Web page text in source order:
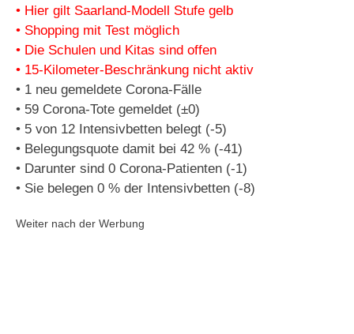
• Hier gilt Saarland-Modell Stufe gelb
• Shopping mit Test möglich
• Die Schulen und Kitas sind offen
• 15-Kilometer-Beschränkung nicht aktiv
• 1 neu gemeldete Corona-Fälle
• 59 Corona-Tote gemeldet (±0)
• 5 von 12 Intensivbetten belegt (-5)
• Belegungsquote damit bei 42 % (-41)
• Darunter sind 0 Corona-Patienten (-1)
• Sie belegen 0 % der Intensivbetten (-8)
Weiter nach der Werbung